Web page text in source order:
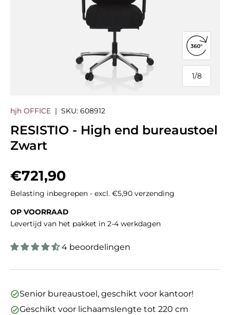
1/
van
8
360°-
hjh OFFICE | SKU: 608912
RESISTIO - High end bureaustoel
Zwart
Reguliere prijs
€721,90
Belasting inbegrepen - excl. €5,90 verzending
OP VOORRAAD
Levertijd van het pakket in 2-4 werkdagen
4 beoordelingen
Senior bureaustoel, geschikt voor kantoor!
Geschikt voor lichaamslengte tot 220 cm